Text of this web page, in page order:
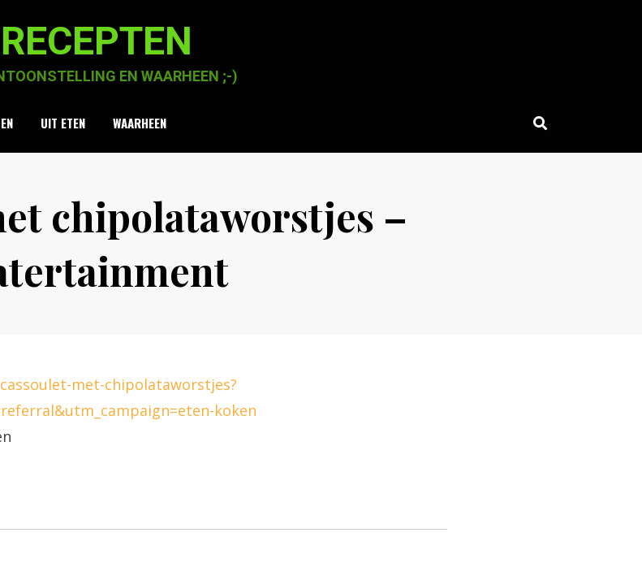
RECEPTEN
EN WAARHEEN ;-)
UIT ETEN WAARHEEN
chipolataworstjes –
met-chipolataworstjes?
koken